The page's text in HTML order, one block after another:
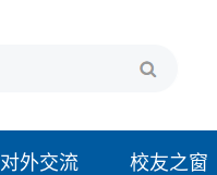
对外交流 校友之窗